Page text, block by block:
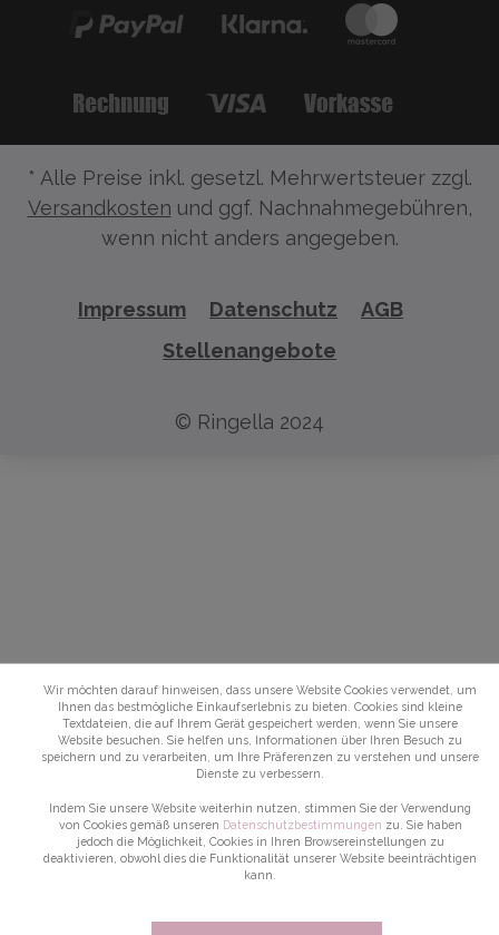
* Alle Preise inkl. gesetzl. Mehrwertsteuer zzgl.
Versandkosten und ggf. Nachnahmegebühren,
wenn nicht anders angegeben.
Impressum Datenschutz
AGB
Stellenangebote
© Ringella 2024
Wir möchten darauf hinweisen, dass unsere Website Cookies verwendet, um
Ihnen das bestmögliche Einkaufserlebnis zu bieten. Cookies sind kleine
Textdateien, die auf Ihrem Gerät gespeichert werden, wenn Sie unsere
Website besuchen. Sie helfen uns, Informationen über Ihren Besuch zu
speichern und zu verarbeiten, um Ihre Präferenzen zu verstehen und unsere
Dienste zu verbessern.
Indem Sie unsere Website weiterhin nutzen, stimmen Sie der Verwendung
von Cookies gemäß unseren Datenschutzbestimmungen zu. Sie haben
jedoch die Möglichkeit, Cookies in Ihren Browsereinstellungen zu
deaktivieren, obwohl dies die Funktionalität unserer Website beeinträchtigen
kann.